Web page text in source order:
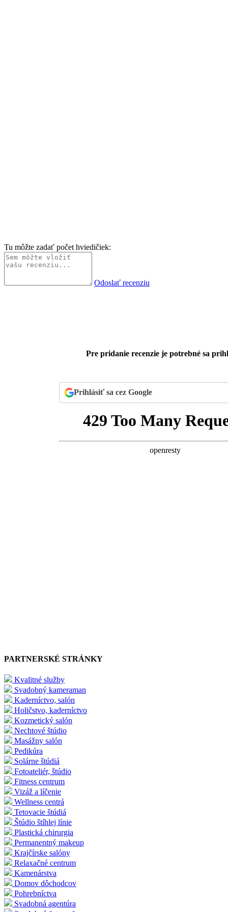
Tu môžte zadať počet hviedičiek:
Odoslať recenziu
Pre pridanie recenzie je potrebné sa
Prihlásiť sa cez Google
PARTNERSKÉ STRÁNKY
Kvalitné služby
Svadobný kameraman
Kaderníctvo, salón
Holičstvo, kaderníctvo
Kozmetický salón
Nechtové štúdio
Masážny salón
Pedikúra
Solárne štúdiá
Fotoateliér, štúdio
Fitness centrum
Vizáž a líčenie
Wellness centrá
Tetovacie štúdiá
Štúdio štíhlej línie
Plastická chirurgia
Permanentný makeup
Krajčírske salóny
Relaxačné centrum
Kamenárstva
Domov dôchodcov
Pohrebníctva
Svadobná agentúra